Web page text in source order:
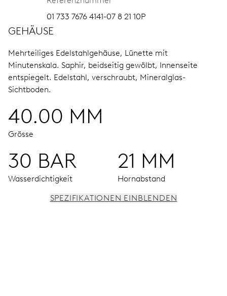
01 733 7676 4141-07 8 21 10P
GEHÄUSE
Mehrteiliges Edelstahlgehäuse, Lünette mit
Minutenskala. Saphir, beidseitig gewölbt, Innenseite
entspiegelt. Edelstahl, verschraubt, Mineralglas-
Sichtboden.
40.00 MM
Grösse
30 BAR
Wasserdichtigkeit
21 MM
Hornabstand
SPEZIFIKATIONEN EINBLENDEN